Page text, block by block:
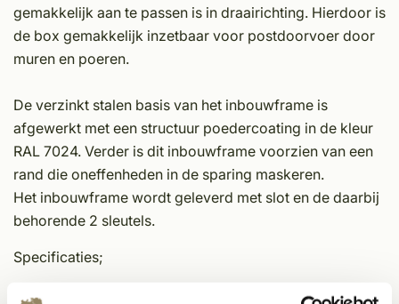
gemakkelijk aan te passen is in draairichting. Hierdoor is
de box gemakkelijk inzetbaar voor postdoorvoer door
muren en poeren.
De verzinkt stalen basis van het inbouwframe is
afgewerkt met een structuur poedercoating in de kleur
RAL 7024. Verder is dit inbouwframe voorzien van een
rand die oneffenheden in de sparing maskeren.
Het inbouwframe wordt geleverd met slot en de daarbij
behorende 2 sleutels.
Specificaties;
Diepte: 20 mm